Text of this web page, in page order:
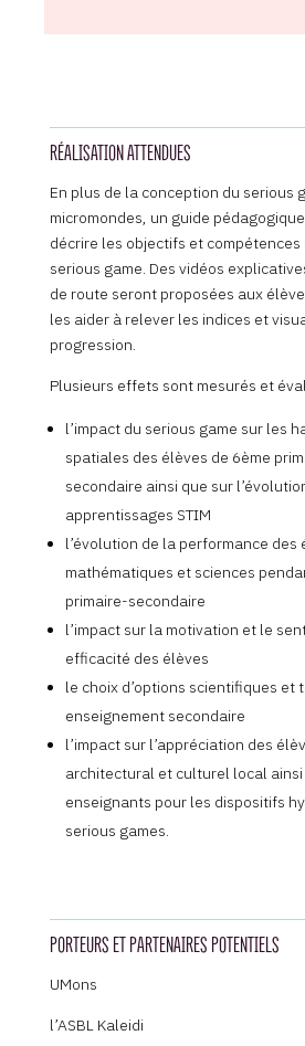
RÉALISATION ATTENDUES
En plus de la conception du serious
micromondes, un guide
décrire les objectifs et
serious game. Des vidéos
de route seront proposées aux
les aider à relever les indices et
progression.
Plusieurs effets sont mesurés et
l’impact du serious game sur les
spatiales des élèves de 6ème
secondaire ainsi que sur
apprentissages STIM
l’évolution de la performance des
mathématiques et sciences
primaire-secondaire
l’impact sur la motivation et le
efficacité des élèves
le choix d’options scientifiques et
enseignement secondaire
l’impact sur l’appréciation des
architectural et culturel local ainsi
enseignants pour les dispositifs
serious games.
PORTEURS ET PARTENAIRES POTENTIELS
UMons
l’ASBL Kaleidi